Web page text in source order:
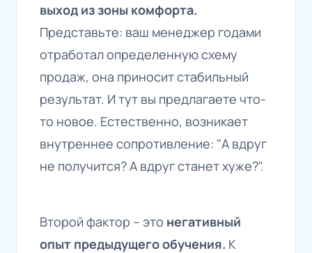
выход из зоны комфорта.
Представьте: ваш менеджер годами
отработал определенную схему
продаж, она приносит стабильный
результат. И тут вы предлагаете что-
то новое. Естественно, возникает
внутреннее сопротивление: "А вдруг
не получится? А вдруг станет хуже?".
Второй фактор – это негативный
опыт предыдущего обучения. К